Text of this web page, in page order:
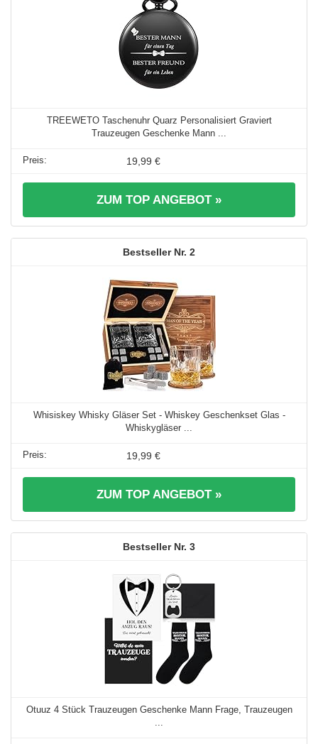
TREEWETO Taschenuhr Quarz Personalisiert Graviert
Trauzeugen Geschenke Mann ...
19,99 €
ZUM TOP ANGEBOT »
2
Whisiskey Whisky Gläser Set - Whiskey Geschenkset Glas -
Whiskygläser ...
19,99 €
ZUM TOP ANGEBOT »
3
Otuuz 4 Stück Trauzeugen Geschenke Mann Frage, Trauzeugen
...